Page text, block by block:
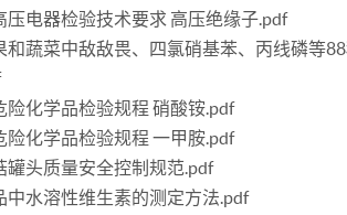
压电器检验技术要求 高压绝缘子.pdf
和蔬菜中敌敌畏、四氯硝基苯、丙线磷等
险化学品检验规程 硝酸铵.pdf
险化学品检验规程 一甲胺.pdf
罐头质量安全控制规范.pdf
中水溶性维生素的测定方法.pdf